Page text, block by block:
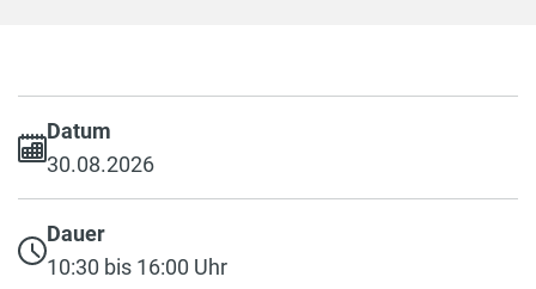
Datum
30.08.2026
Dauer
10:30 bis 16:00 Uhr